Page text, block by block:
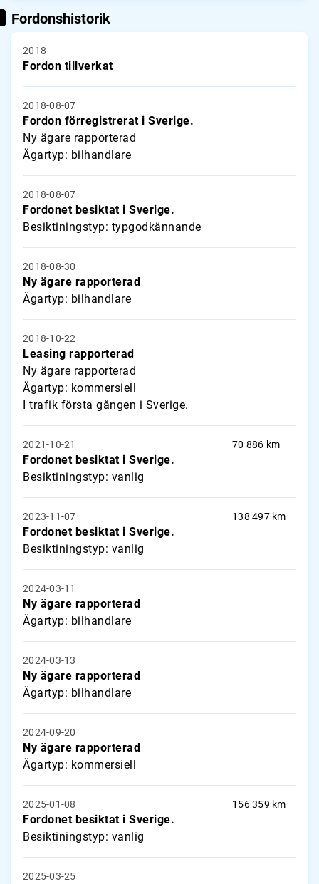
Fordonshistorik
2018
Fordon tillverkat
2018-08-07
Fordon förregistrerat i Sverige.
Ny ägare rapporterad
Ägartyp: bilhandlare
2018-08-07
Fordonet besiktat i Sverige.
Besiktiningstyp: typgodkännande
2018-08-30
Ny ägare rapporterad
Ägartyp: bilhandlare
2018-10-22
Leasing rapporterad
Ny ägare rapporterad
Ägartyp: kommersiell
I trafik första gången i Sverige.
2021-10-21
Fordonet besiktat i Sverige.
Besiktiningstyp: vanlig
70 886 km
2023-11-07
Fordonet besiktat i Sverige.
Besiktiningstyp: vanlig
138 497 km
2024-03-11
Ny ägare rapporterad
Ägartyp: bilhandlare
2024-03-13
Ny ägare rapporterad
Ägartyp: bilhandlare
2024-09-20
Ny ägare rapporterad
Ägartyp: kommersiell
2025-01-08
Fordonet besiktat i Sverige.
Besiktiningstyp: vanlig
156 359 km
2025-03-25